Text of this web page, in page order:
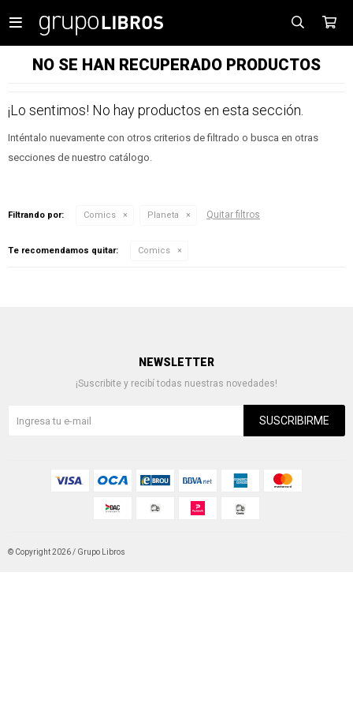

NO SE HAN RECUPERADO PRODUCTOS
¡Lo sentimos! No hay productos en esta sección.
Inténtalo nuevamente con otros criterios de filtrado o busca en otras
secciones de nuestro catálogo.
Filtrando por: Comics Planeta Quitar filtros
Te recomendamos quitar: Comics
NEWSLETTER
¡Suscribite y recibí todas nuestras novedades!
SUSCRIBIRME
© Copyright 2026 / Grupo Libros